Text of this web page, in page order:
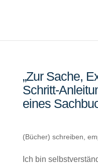
„Zur Sache,
Schritt-
eines
(Bücher) schreiben
Ich bin